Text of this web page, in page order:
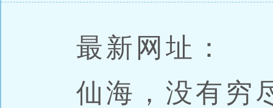
最新网址：
仙海，没有穷